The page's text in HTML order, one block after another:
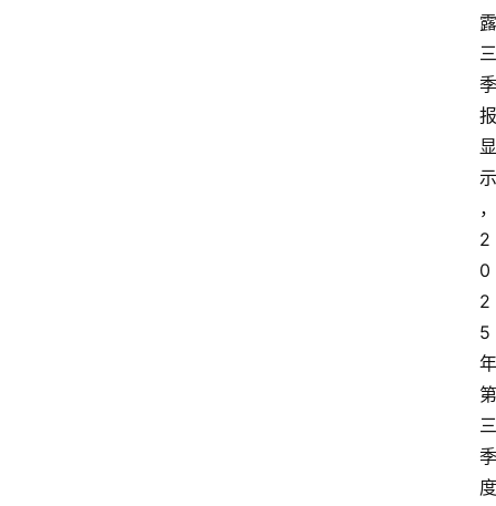
露
三
季
报
显
示
，
2
0
2
5
年
第
三
季
度